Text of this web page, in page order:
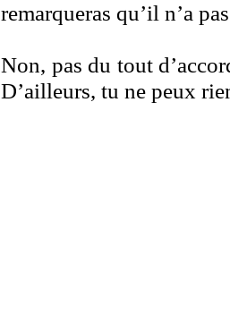
remarqueras qu’il n’a
Non, pas du tout
D’ailleurs, tu ne peux